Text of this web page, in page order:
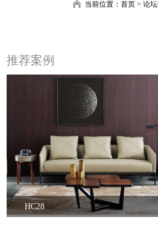
当前位置：首页 >论
推荐案例
HC28